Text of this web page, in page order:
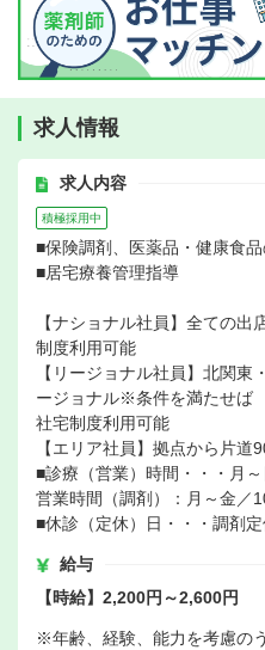
求人情報
求人内容
積極採用中
■保険調剤、医薬品・健康食
■居宅療養管理指導
【ナショナル社員】全ての
制度利用可能
【リージョナル社員】北関東
ージョナル※条件を満たせば
社宅制度利用可能
【エリア社員】拠点から片道
■診療（営業）時間・・・月
営業時間（調剤）：月～金／
■休診（定休）日・・・調剤
給与
【時給】2,200円～2,600円
※年齢、経験、能力を考慮の